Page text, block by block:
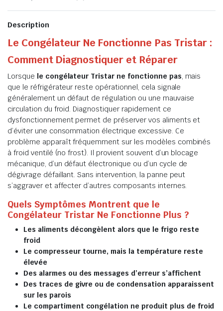
Description
Le Congélateur Ne Fonctionne Pas Tristar :
Comment Diagnostiquer et Réparer
Lorsque le congélateur Tristar ne fonctionne pas, mais
que le réfrigérateur reste opérationnel, cela signale
généralement un défaut de régulation ou une mauvaise
circulation du froid. Diagnostiquer rapidement ce
dysfonctionnement permet de préserver vos aliments et
d’éviter une consommation électrique excessive. Ce
problème apparaît fréquemment sur les modèles combinés
à froid ventilé (no frost). Il provient souvent d’un blocage
mécanique, d’un défaut électronique ou d’un cycle de
dégivrage défaillant. Sans intervention, la panne peut
s’aggraver et affecter d’autres composants internes.
Quels Symptômes Montrent que le
Congélateur Tristar Ne Fonctionne Plus ?
Les aliments décongèlent alors que le frigo reste
froid
Le compresseur tourne, mais la température reste
élevée
Des alarmes ou des messages d’erreur s’affichent
Des traces de givre ou de condensation apparaissent
sur les parois
Le compartiment congélation ne produit plus de froid